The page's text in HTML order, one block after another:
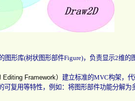
图形库(树状图形部件Figure)，负责显示2维的
Editing Framework） 建立标准的MVC构架，代
可复用等特性，例如：将图形部件功能分解为